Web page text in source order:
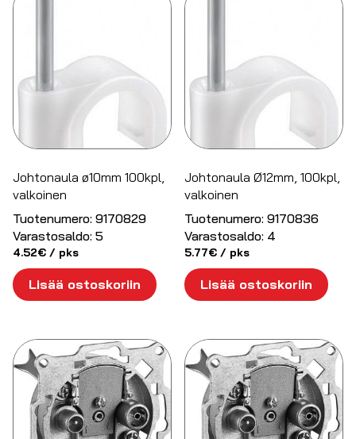
Johtonaula ø10mm 100kpl,
valkoinen
Tuotenumero: 9170829
Varastosaldo: 5
4.52€ / pks
Lisää ostoskoriin
Johtonaula Ø12mm, 100kpl,
valkoinen
Tuotenumero: 9170836
Varastosaldo: 4
5.77€ / pks
Lisää ostoskoriin